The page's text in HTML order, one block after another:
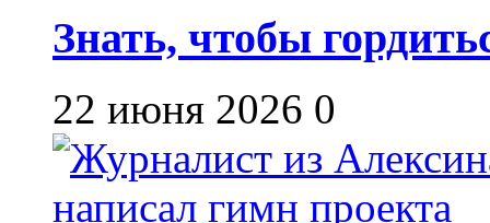
Знать, чтобы
22 июня 2026 0